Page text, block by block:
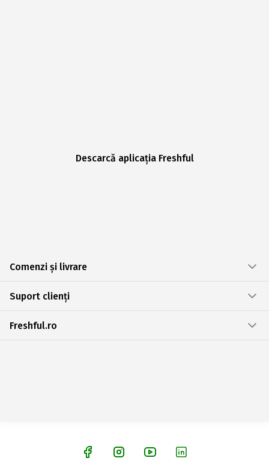
Descarcă aplicația Freshful
Comenzi și livrare
Suport clienți
Freshful.ro